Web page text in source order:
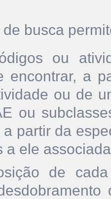
busca
ou
encontrar, a
ou de
ou
partir da
a ele
de